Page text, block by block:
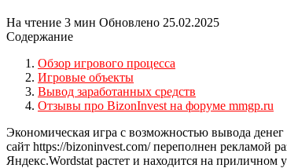
На чтение 3 мин Обновлено 25.02.2025
Содержание
Обзор игрового процесса
Игровые объекты
Вывод заработанных средств
Отзывы про BizonInvest на форуме mmgp.ru
Экономическая игра с возможностью вывода
сайт https://bizoninvest.com/ переполнен рекламой
Яндекс.Wordstat растет и находится на приличном